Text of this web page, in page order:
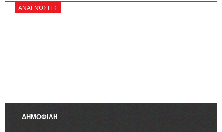
ΑΝΑΓΝΏΣΤΕΣ
ΔΗΜΟΦΙΛΗ